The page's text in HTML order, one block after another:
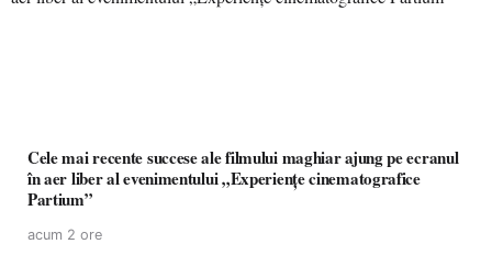
Cele mai recente succese ale filmului maghiar ajung pe ecranul
în aer liber al evenimentului „Experiențe cinematografice
Partium”
acum 2 ore